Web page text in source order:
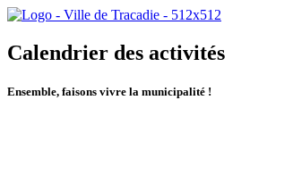
Calendrier des activités
Ensemble, faisons vivre la municipalité !